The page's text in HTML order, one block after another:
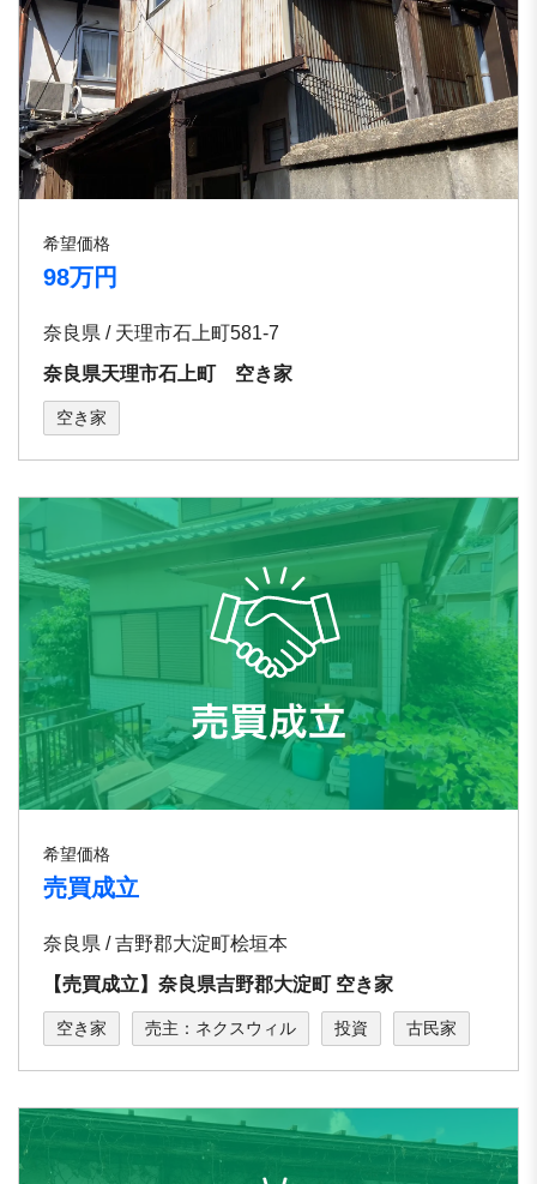
希望価格
98万円
奈良県 / 天理市石上町581-7
奈良県天理市石上町 空き家
空き家
希望価格
売買成立
奈良県 / 吉野郡大淀町桧垣本
【売買成立】奈良県吉野郡大淀町 空き家
空き家 売主：ネクスウィル 投資 古民家